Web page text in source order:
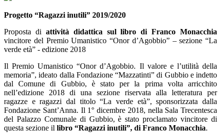
Progetto “Ragazzi inutili” 2019/2020
Proposta di attività didattica sul libro di Franco Monacchia
vincitore del Premio Umanistico “Onor d’Agobbio” – sezione “La
verde età” - edizione 2018
Il Premio Umanistico “Onor d’Agobbio. Il valore e l’utilità della
memoria”, ideato dalla Fondazione “Mazzatinti” di Gubbio e indetto
dal Comune di Gubbio, è stato per la prima volta arricchito
nell’edizione 2018 di una sezione riservata alla letteratura per
ragazze e ragazzi dal titolo “La verde età”, sponsorizzata dalla
Fondazione Sant’Anna. Il 1° dicembre 2018, nella Sala Trecentesca
del Palazzo Comunale di Gubbio, è stato proclamato vincitore di
questa sezione il libro “Ragazzi inutili”, di Franco Monacchia.